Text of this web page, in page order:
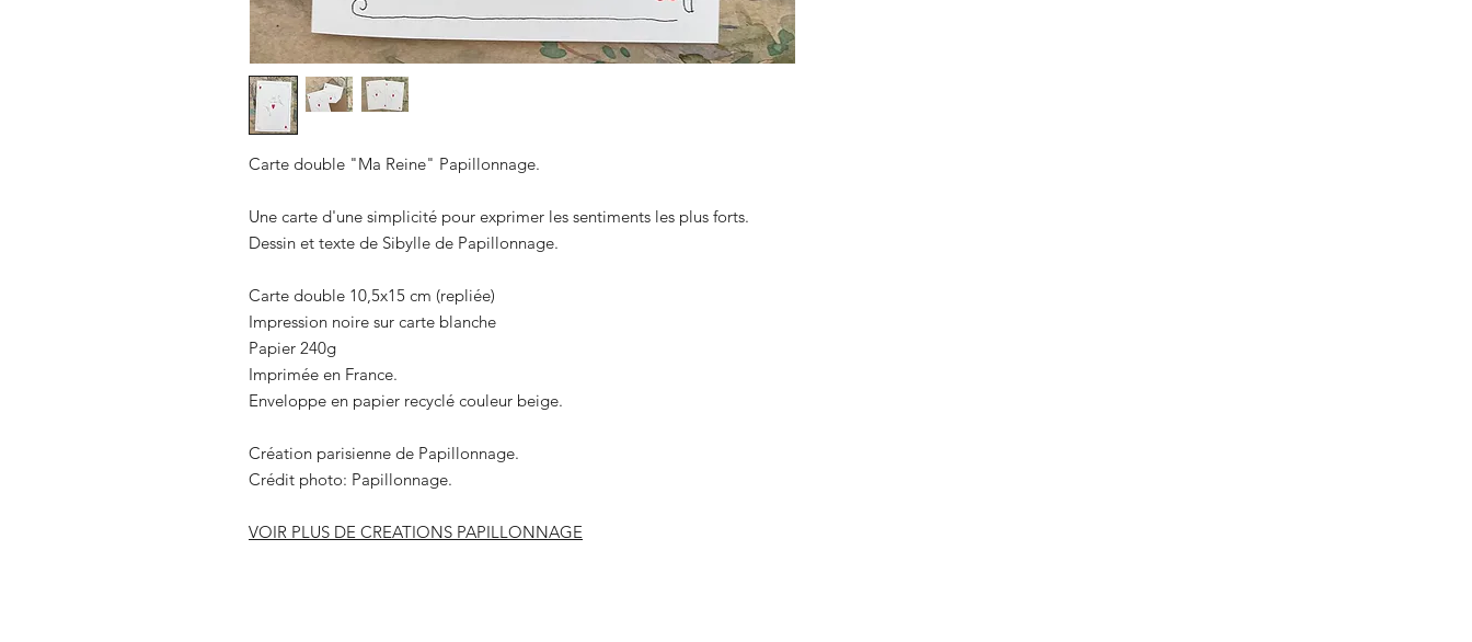
Carte double "Ma Reine" Papillonnage.
Une carte d'une simplicité pour exprimer les sentiments les plus forts.
Dessin et texte de Sibylle de Papillonnage.
Carte double 10,5x15 cm (repliée)
Impression noire sur carte blanche
Papier 240g
Imprimée en France.
Enveloppe en papier recyclé couleur beige.
Création parisienne de Papillonnage.
Crédit photo: Papillonnage.
VOIR PLUS DE CREATIONS PAPILLONNAGE